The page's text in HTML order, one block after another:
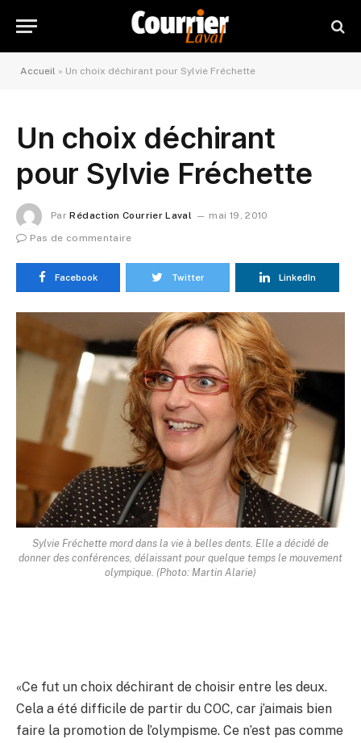
Accueil » Un choix déchirant pour Sylvie Fréchette
Un choix déchirant
pour Sylvie Fréchette
Par Rédaction Courrier Laval
mai 19, 2010
Pas de commentaire
Facebook Twitter LinkedIn
Sylvie Fréchette mord dans la vie à belles dents. Elle a décidé de
donner des conférences, délaissant pour quelque temps le mouvement
olympique. (Photo: Martin Alarie)
«Ce fut un choix déchirant de choisir entre les deux.
Cela a été difficile de partir du COC, car j’aimais bien
faire la promotion de l’olympisme. Ce n’est pas comme